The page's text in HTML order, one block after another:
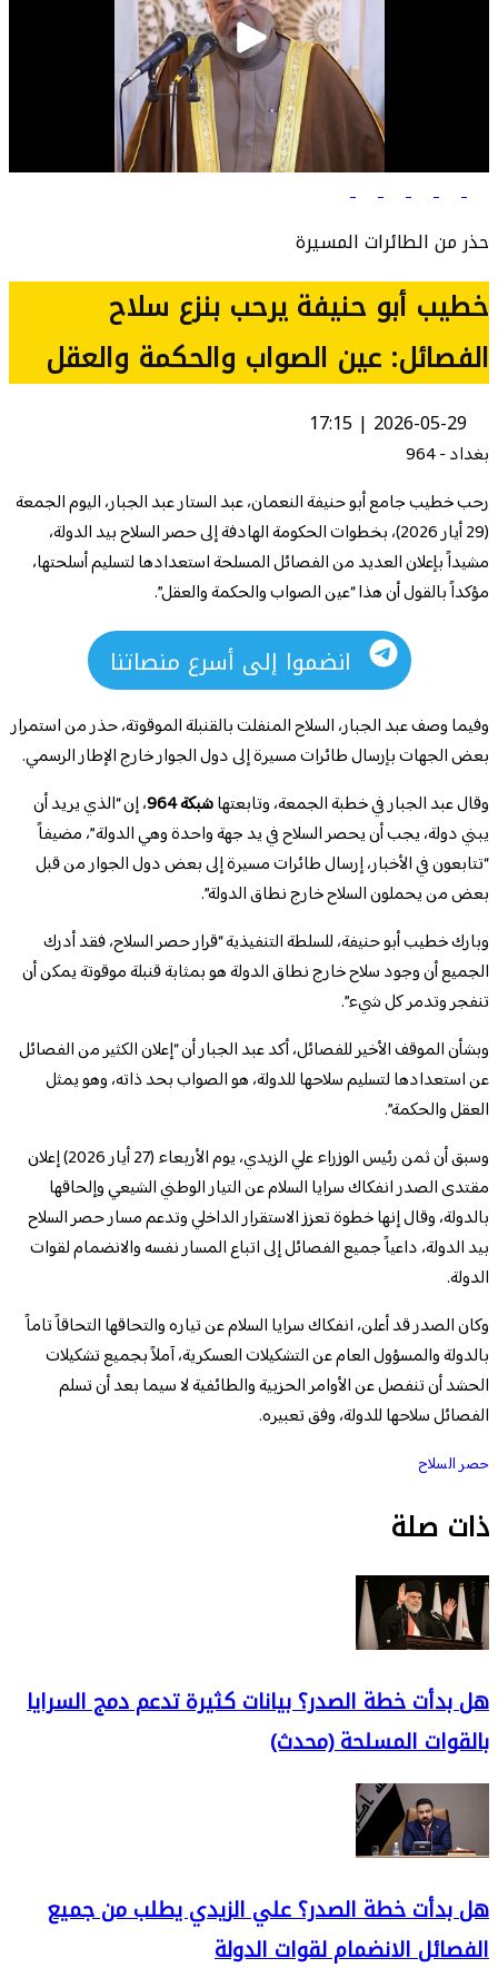
حذر من الطائرات المسيرة
خطيب أبو حنيفة يرحب بنزع سلاح
الفصائل: عين الصواب والحكمة والعقل
2026-05-29 | 17:15
بغداد - 964
رحب خطيب جامع أبو حنيفة النعمان، عبد الستار عبد الجبار، اليوم الجمعة
(29 أيار 2026)، بخطوات الحكومة الهادفة إلى حصر السلاح بيد الدولة،
مشيداً بإعلان العديد من الفصائل المسلحة استعدادها لتسليم أسلحتها،
مؤكداً بالقول أن هذا “عين الصواب والحكمة والعقل”.
انضموا إلى أسرع منصاتنا
وفيما وصف عبد الجبار، السلاح المنفلت بالقنبلة الموقوتة، حذر من استمرار
بعض الجهات بإرسال طائرات مسيرة إلى دول الجوار خارج الإطار الرسمي.
وقال عبد الجبار في خطبة الجمعة، وتابعتهاشبكة 964
، إن “الذي يريد أن
يبني دولة، يجب أن يحصر السلاح في يد جهة واحدة وهي الدولة”، مضيفاً
“تتابعون في الأخبار، إرسال طائرات مسيرة إلى بعض دول الجوار من قبل
بعض من يحملون السلاح خارج نطاق الدولة”.
وبارك خطيب أبو حنيفة، للسلطة التنفيذية “قرار حصر السلاح، فقد أدرك
الجميع أن وجود سلاح خارج نطاق الدولة هو بمثابة قنبلة موقوتة يمكن أن
تنفجر وتدمر كل شيء”.
وبشأن الموقف الأخير للفصائل، أكد عبد الجبار أن “إعلان الكثير من الفصائل
عن استعدادها لتسليم سلاحها للدولة، هو الصواب بحد ذاته، وهو يمثل
العقل والحكمة”.
وسبق أن ثمن رئيس الوزراء علي الزيدي، يوم الأربعاء (27 أيار 2026) إعلان
مقتدى الصدر انفكاك سرايا السلام عن التيار الوطني الشيعي وإلحاقها
بالدولة، وقال إنها خطوة تعزز الاستقرار الداخلي وتدعم مسار حصر السلاح
بيد الدولة، داعياً جميع الفصائل إلى اتباع المسار نفسه والانضمام لقوات
الدولة.
وكان الصدر قد أعلن، انفكاك سرايا السلام عن تياره والتحاقها التحاقاً تاماً
بالدولة والمسؤول العام عن التشكيلات العسكرية، آملاً بجميع تشكيلات
الحشد أن تنفصل عن الأوامر الحزبية والطائفية لا سيما بعد أن تسلم
الفصائل سلاحها للدولة، وفق تعبيره.
حصر السلاح
ذات صلة
هل بدأت خطة الصدر؟ بيانات كثيرة تدعم دمج السرايا
بالقوات المسلحة (محدث)
هل بدأت خطة الصدر؟ علي الزيدي يطلب من جميع
الفصائل الانضمام لقوات الدولة